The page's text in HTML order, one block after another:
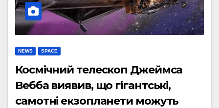
NEWS SPACE
Космічний телескоп Джеймса
Вебба виявив, що гігантські,
самотні екзопланети можуть